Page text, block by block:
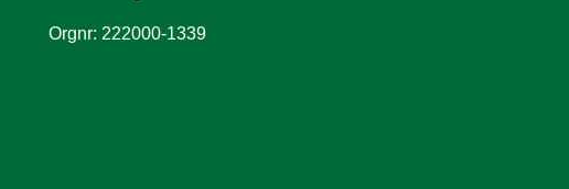
Orgnr: 222000-1339